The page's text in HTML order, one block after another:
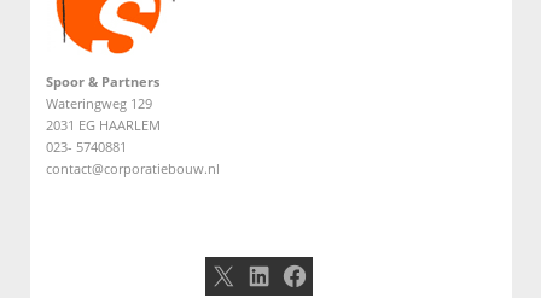
Spoor & Partners
Wateringweg 129
2031 EG HAARLEM
023- 5740881
contact@corporatiebouw.nl
X LinkedIn
Facebook